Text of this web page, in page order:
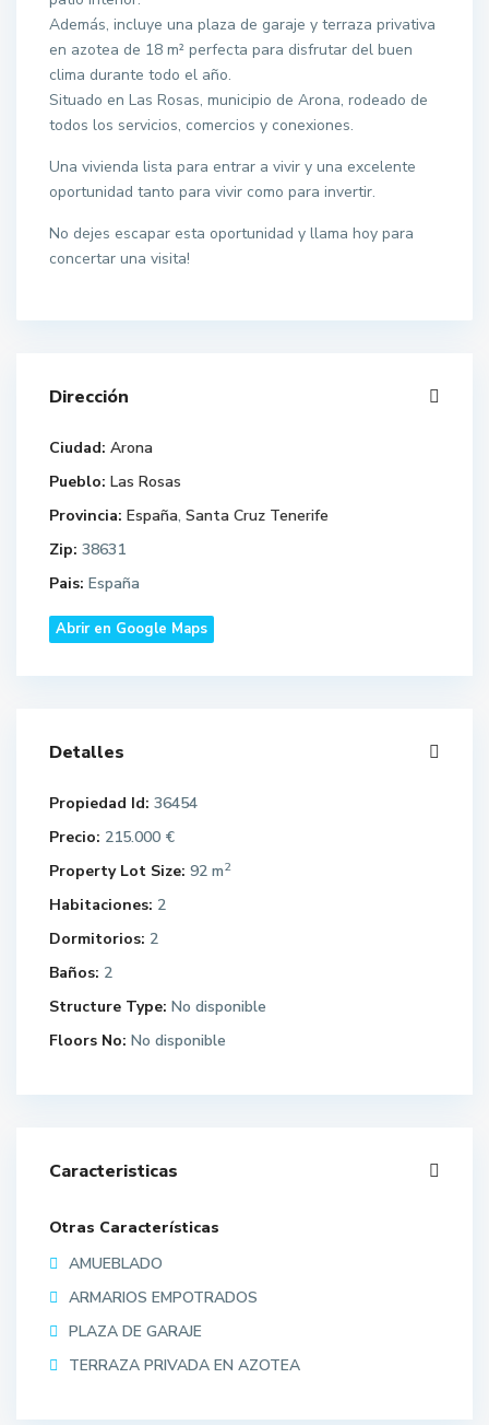
Además, incluye una plaza de garaje y terraza privativa
en azotea de 18 m² perfecta para disfrutar del buen
clima durante todo el año.
Situado en Las Rosas, municipio de Arona, rodeado de
todos los servicios, comercios y conexiones.
Una vivienda lista para entrar a vivir y una excelente
oportunidad tanto para vivir como para invertir.
No dejes escapar esta oportunidad y llama hoy para
concertar una visita!
Dirección
Ciudad: Arona
Pueblo: Las Rosas
Provincia: España, Santa Cruz Tenerife
Zip: 38631
Pais: España
Abrir en Google Maps
Detalles
Propiedad Id: 36454
Precio: 215.000 €
Property Lot Size: 92 m2
Habitaciones: 2
Dormitorios: 2
Baños: 2
Structure Type: No disponible
Floors No: No disponible
Caracteristicas
Otras Características
AMUEBLADO
ARMARIOS EMPOTRADOS
PLAZA DE GARAJE
TERRAZA PRIVADA EN AZOTEA